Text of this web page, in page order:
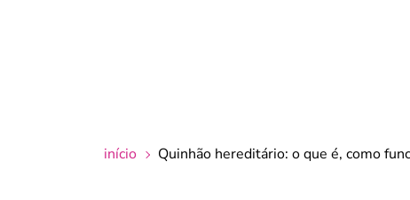
início Quinhão hereditário: o que é, como